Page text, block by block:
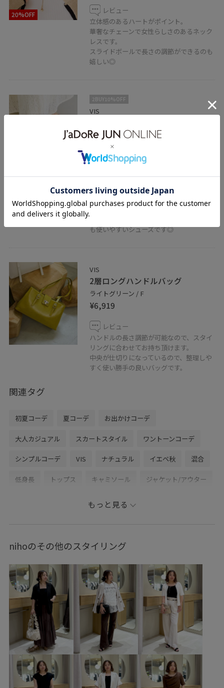
20%OFF
レビュー
立体感のあるハートがポイント。
華奢なチェーンで女性らしさのあるネック
レスです。
スライドボールで長さの調節ができるのも
嬉しい◎
2BUY10%OFF
VIS
キナリ / S
¥4,151
普段23cm、Sサイズでジャストサイズでし
た。
クッションもしっかりあるので履き心地も
◎
も使いやすいシューズです◎
VIS
2層ロングハンドルバッグ
ライトグリーン / F
¥6,919
レビュー
ハンドルの長さ調節が可能なので、スタイ
リングに合わせてお持ち頂けます。
中央が仕切りになっているので、整理しや
すく使い勝手の良いバッグです。
関連タグ
初夏コーデ 夏コーデ お出かけコーデ
大人カジュアル スカートスタイル ワントーンコーデ
シンプルコーデ VIS ナチュラル イエベ秋 混合
低身長 トップス キャミソール ジャケット/アウター
スカート
BVA16010 BVC36160
ICEBEAUTY outer_pickup Tシャツ UVケア
VIS_2026SS_POLO2 vis_26ss_summertops vis_br31
vis_okazakisae_june vis_okazakisae_may
Wpickup_items Wshoes_pickup お手入れしやすい
きちんと感 きれいに見える きれいめ こなれ感
さらりとした やや長め イージーケア オフィス
もっと見る
nihoのその他のスタイリング